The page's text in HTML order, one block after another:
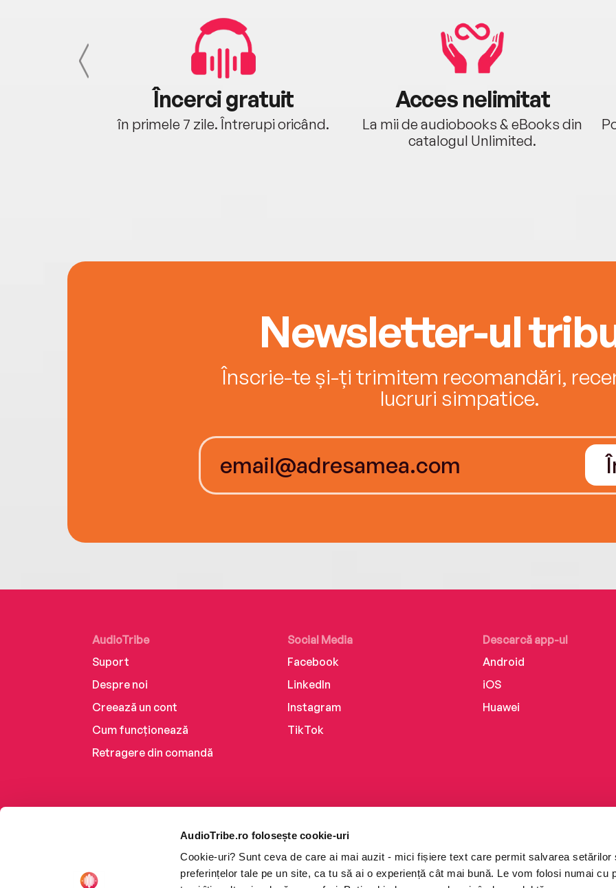
AudioTribe.ro folosește cookie-uri
Cookie-uri? Sunt ceva de care ai mai auzit - mici fișiere text care permit salvarea setărilor
preferințelor tale pe un site, ca tu să ai o experiență cât mai bună. Le vom folosi numai cu
Încerci gratuit
în primele 7 zile. Întrerupi oricând.
Acces nelimitat
La mii de audiobooks & eBooks din
catalogul Unlimited.
Newsletter-ul
Înscrie-te și-ți trimitem recomandări,
lucruri simpatice.
AudioTribe
Suport
Despre noi
Creează un cont
Cum funcționează
Retragere din comandă
Social Media
Facebook
LinkedIn
Instagram
TikTok
Descarcă app-ul
Android
iOS
Huawei